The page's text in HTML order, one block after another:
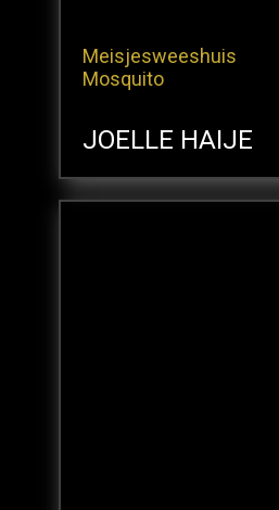
Meisjesweeshuis
Mosquito
JOELLE HAIJE